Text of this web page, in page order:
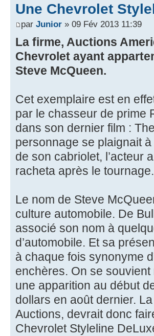
Une Chevrolet
par Junior » 09 Fév 2013 11:39
La firme, Auctions
Chevrolet ayant
Steve McQueen.
Cet exemplaire est en
par le chasseur de prime
dans son dernier film :
personnage se plaignait
de son cabriolet, l’acteur
racheta après le tournage.
Le nom de Steve
culture automobile. De
associé son nom à
d’automobile. Et sa
à chaque fois synonyme
enchères. On se
une apparition au début
dollars en août dernier.
Auctions, devrait donc
Chevrolet Styleline